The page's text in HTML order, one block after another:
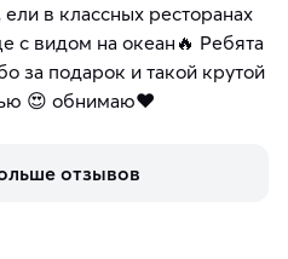
в классных ресторанах
с видом на океан🔥 Ребята
за подарок и такой крутой
😍 обнимаю❤️
отзывов